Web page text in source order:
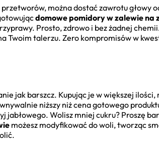
można dostać zawrotu głowy
domowe pomidory w zalewie na
Prosto, zdrowo i bez żadnej
Twoim talerzu. Zero kompromisów w
jak barszcz. Kupując je w większej ilości,
niższy niż cena gotowego
jabłowego. Wolisz mniej cukru? Proszę
możesz modyfikować do woli, tworząc